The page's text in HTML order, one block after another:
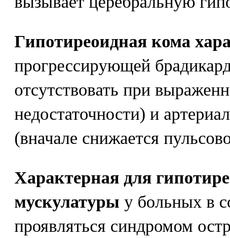
Гипотиреоидная кома
прогрессирующей
отсутствовать при
недостаточности) и
(вначале снижается
Характерная для
мускулатуры у больных в
проявляться синдромом